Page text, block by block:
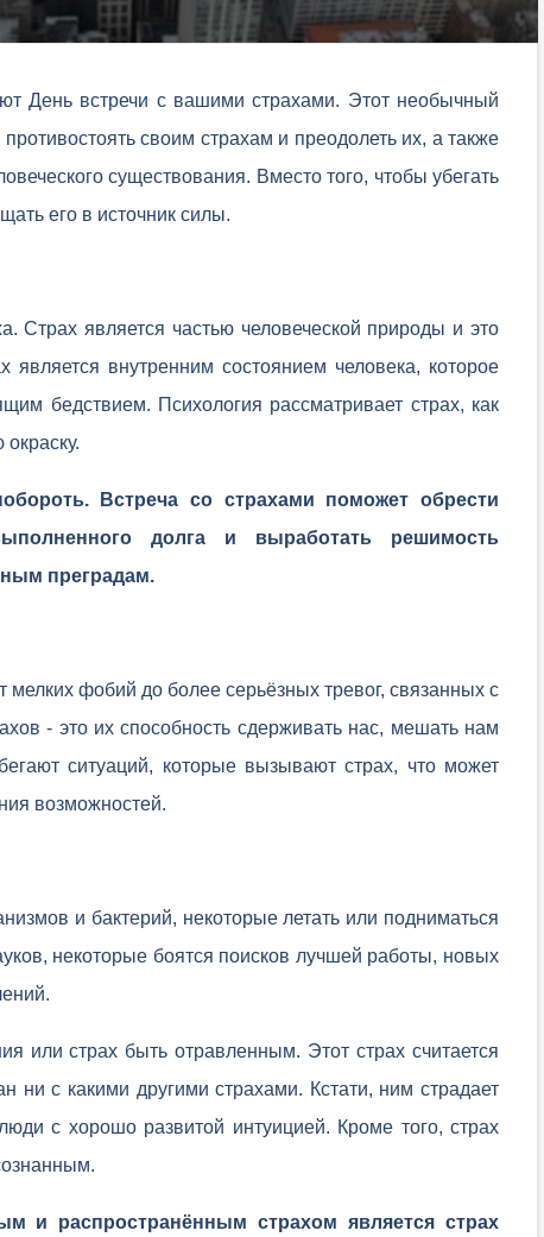
День встречи с вашими страхами. Этот необычный
своим страхам и преодолеть их, а также
существования. Вместо того, чтобы убегать
его в источник силы.
Страх является частью человеческой природы и это
внутренним состоянием человека, которое
бедствием. Психология рассматривает страх, как
Встреча со страхами поможет обрести
долга и выработать решимость
преградам.
фобий до более серьёзных тревог, связанных с
- это их способность сдерживать нас, мешать нам
ситуаций, которые вызывают страх, что может
возможностей.
и бактерий, некоторые летать или подниматься
некоторые боятся поисков лучшей работы, новых
или страх быть отравленным. Этот страх считается
ни с какими другими страхами. Кстати, ним страдает
с хорошо развитой интуицией. Кроме того, страх
и распространённым страхом является страх